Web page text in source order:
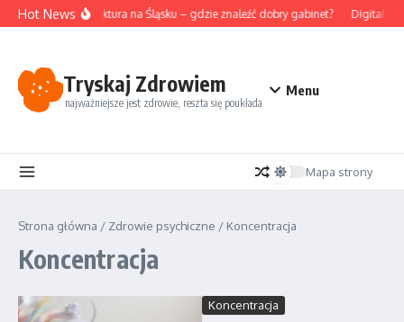
Przejdź do treści
Hot NewsAkupunktura na Śląsku – gdzie znaleźć dobry gabinet? Digital
Tryskaj Zdrowiem
najważniejsze jest zdrowie, reszta się poukłada
Menu
Mapa strony
Strona główna / Zdrowie psychiczne / Koncentracja
Koncentracja
Koncentracja